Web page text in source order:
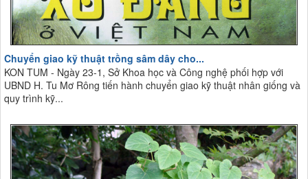
Chuyển giao kỹ thuật trồng sâm dây cho...
KON TUM - Ngày 23-1, Sở Khoa học và Công nghệ phối hợp với
UBND H. Tu Mơ Rông tiến hành chuyển giao kỹ thuật nhân giống và
quy trình kỹ...